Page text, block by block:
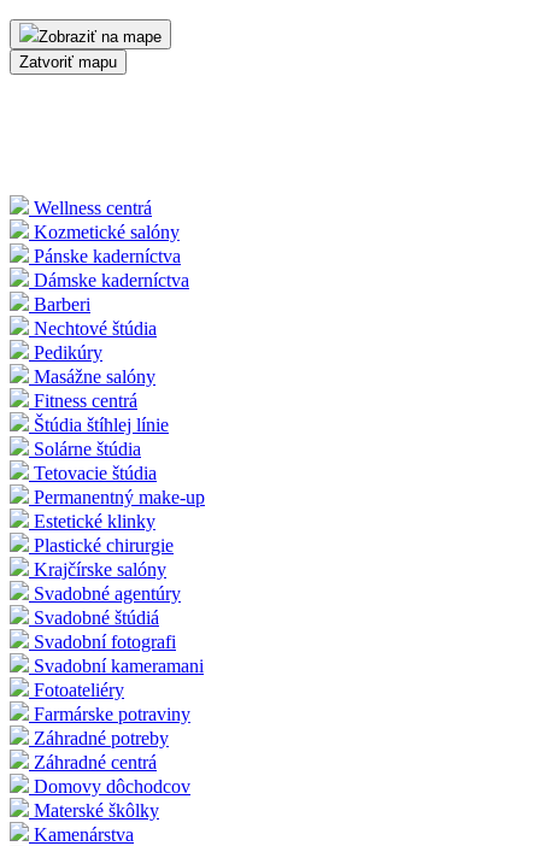
Zobraziť na mape
Zatvoriť mapu
Wellness centrá
Kozmetické salóny
Pánske kaderníctva
Dámske kaderníctva
Barberi
Nechtové štúdia
Pedikúry
Masážne salóny
Fitness centrá
Štúdia štíhlej línie
Solárne štúdia
Tetovacie štúdia
Permanentný make-up
Estetické klinky
Plastické chirurgie
Krajčírske salóny
Svadobné agentúry
Svadobné štúdiá
Svadobní fotografi
Svadobní kameramani
Fotoateliéry
Farmárske potraviny
Záhradné potreby
Záhradné centrá
Domovy dôchodcov
Materské škôlky
Kamenárstva